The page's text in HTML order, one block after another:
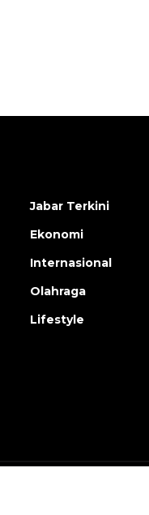
Jabar Terkini
Ekonomi
Internasional
Olahraga
Lifestyle